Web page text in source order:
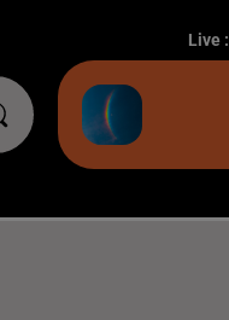
Live :